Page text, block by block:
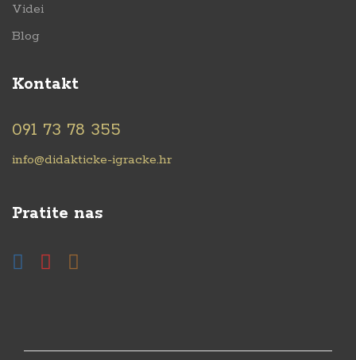
Videi
Blog
Kontakt
091 73 78 355
info@didakticke-igracke.hr
Pratite nas